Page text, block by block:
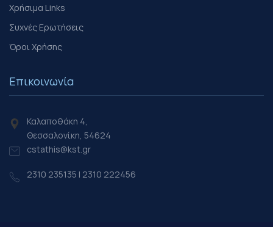
Χρήσιμα Links
Συχνές Ερωτήσεις
Όροι Χρήσης
Επικοινωνία
Καλαποθάκη 4,
Θεσσαλονίκη, 54624
cstathis@kst.gr
2310 235135 | 2310 222456